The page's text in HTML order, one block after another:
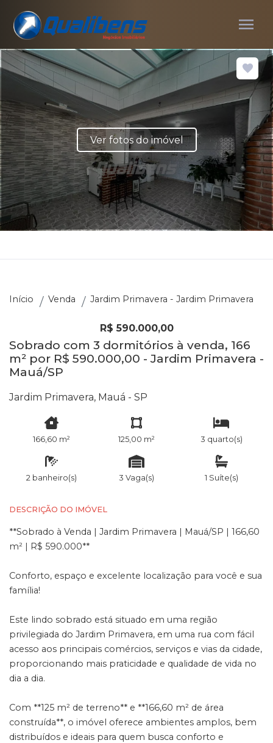
menu
Ver fotos do imóvel
Início Venda Jardim Primavera - Jardim Primavera
R$ 590.000,00
Sobrado com 3 dormitórios à venda, 166
m² por R$ 590.000,00 - Jardim Primavera -
Mauá/SP
Jardim Primavera, Mauá - SP
166,60 m² 125,00 m² 3 quarto(s)
2 banheiro(s) 3 Vaga(s) 1 Suíte(s)
DESCRIÇÃO DO IMÓVEL
**Sobrado à Venda | Jardim Primavera | Mauá/SP | 166,60
m² | R$ 590.000**
Conforto, espaço e excelente localização para você e sua
família!
Este lindo sobrado está situado em uma região
privilegiada do Jardim Primavera, em uma rua com fácil
acesso aos principais comércios, serviços e vias da cidade,
proporcionando mais praticidade e qualidade de vida no
dia a dia.
Com **125 m² de terreno** e **166,60 m² de área
construída**, o imóvel oferece ambientes amplos, bem
distribuídos e ideais para quem busca conforto e